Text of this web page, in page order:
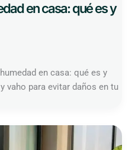
en casa: qué es y
en casa: qué es y
vaho para evitar daños en tu